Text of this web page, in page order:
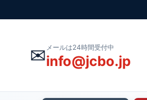
✉ メールは24時間受付中
info@jcbo.jp